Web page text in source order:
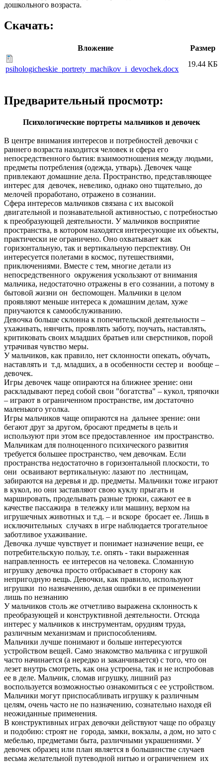
дошкольного возраста.
Скачать:
Вложение Размер
psihologicheskie_portrety_machikov_i_devochek.docx
19.44 КБ
Предварительный просмотр:
Психологические портреты мальчиков и девочек
В центре внимания интересов и потребностей девочки с
раннего возраста находится человек и сфера его
непосредственного бытия: взаимоотношения между людьми,
предметы потребления (одежда, утварь). Девочек чаще
привлекают домашние дела. Пространство, представляющее
интерес для девочек, невелико, однако оно тщательно, до
мелочей проработано, отражено в сознании.
Сфера интересов мальчиков связана с их высокой
двигательной и познавательной активностью, с потребностью
к преобразующей деятельности. У мальчиков восприятие
пространства, в котором находятся интересующие их объекты,
практически не ограничено. Оно охватывает как
горизонтальную, так и вертикальную перспективу. Он
интересуется полетами в космос, путешествиями,
приключениями. Вместе с тем, многие детали из
непосредственного окружения ускользают от внимания
мальчика, недостаточно отражены в его сознании, а потому в
бытовой жизни он беспомощен. Мальчики в целом
проявляют меньше интереса к домашним делам, хуже
приучаются к самообслуживанию.
Девочка больше склонна к попечительской деятельности –
ухаживать, нянчить, проявлять заботу, поучать, наставлять,
критиковать своих младших братьев или сверстников, порой
утрачивая чувство меры.
У мальчиков, как правило, нет склонности опекать, обучать,
наставлять и т.д. младших, а в особенности сестер и вообще –
девочек.
Игры девочек чаще опираются на ближнее зрение: они
раскладывают перед собой свои "богатства" – кукол, тряпочки
– играют в ограниченном пространстве, им достаточно
маленького уголка.
Игры мальчиков чаще опираются на дальнее зрение: они
бегают друг за другом, бросают предметы в цель и
используют при этом все предоставленное им пространство.
Мальчикам для полноценного психического развития
требуется большее пространство, чем девочкам. Если
пространства недостаточно в горизонтальной плоскости, то
они осваивают вертикальную: лазают по лестницам,
забираются на деревья и др. предметы. Мальчики тоже играют
в кукол, но они заставляют свою куклу прыгать и
маршировать, проделывать разные трюки, сажают ее в
качестве пассажира в тележку или машину, верхом на
игрушечных животных и т.д. – и вскоре бросает ее. Лишь в
исключительных случаях в игре наблюдается трогательное
заботливое ухаживание.
Девочка лучше чувствует и понимает назначение вещи, ее
потребительскую пользу, т.е. опять - таки выраженная
направленность ее интересов на человека. Сломанную
игрушку девочка просто отбрасывает в сторону как
непригодную вещь. Девочки, как правило, используют
игрушки по назначению, делая ошибки в ее применении
лишь по незнанию
У мальчиков столь же отчетливо выражена склонность к
преобразующей и конструктивной деятельности. Отсюда
интерес у мальчиков к инструментам, орудиям труда,
различным механизмам и приспособлениям.
Мальчики лучше понимают и больше интересуются
устройством вещей. Само знакомство мальчика с игрушкой
часто начинается (а нередко и заканчивается) с того, что он
лезет внутрь смотреть, как она устроена, так и не испробовав
ее в деле. Мальчик, сломав игрушку, лишний раз
воспользуется возможностью ознакомиться с ее устройством.
Мальчики могут приспосабливать игрушку к различным
целям, очень часто не по назначению, сознательно находя ей
неожиданные применения.
В конструктивных играх девочки действуют чаще по образцу
и подобию: строят не города, замки, вокзалы, а дом, но зато с
мебелью, предметами быта, различными украшениями. У
девочек образец или план является в большинстве случаев
весьма желательной путеводной нитью и ограничением их